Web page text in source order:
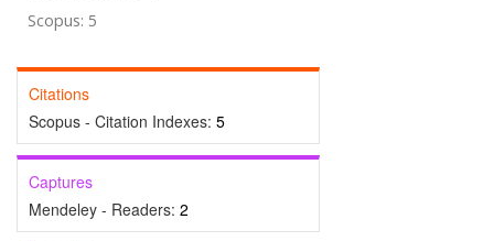
Scopus: 5
Citations
Scopus - Citation Indexes: 5
Captures
Mendeley - Readers: 2